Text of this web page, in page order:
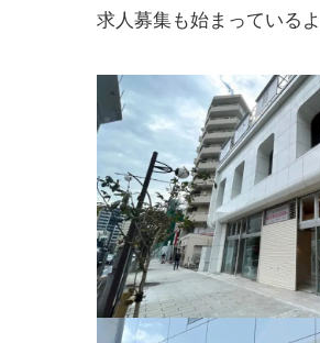
求人募集も始まっているよ